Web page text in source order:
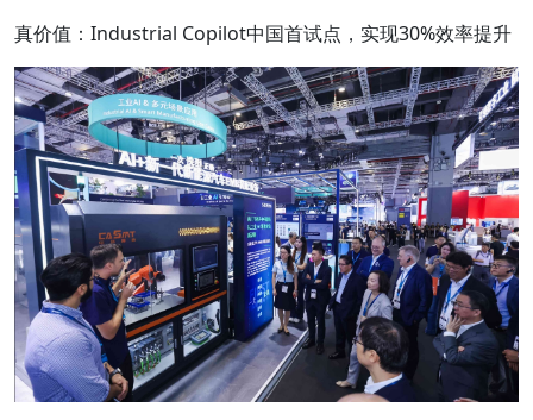
真价值：Industrial Copilot中国首试点，​​实现30%效率提升​